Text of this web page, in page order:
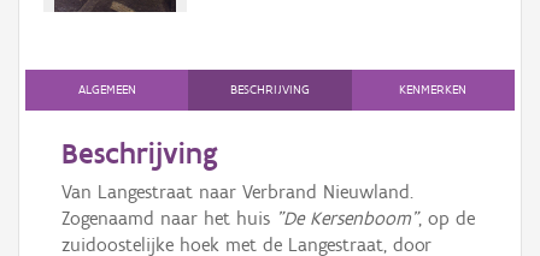
AanmeldenALGEMEEN BESCHRIJVING KENMERKEN
Beschrijving
Van Langestraat naar Verbrand Nieuwland.
Zogenaamd naar het huis "De Kersenboom", op de
zuidoostelijke hoek met de Langestraat, door